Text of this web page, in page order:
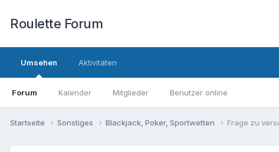
Roulette Forum
Umsehen
Forum Kalender Mitglieder Benutzer online
Aktivitäten
Startseite Sonstiges Blackjack, Poker, Sportwetten Frage zu